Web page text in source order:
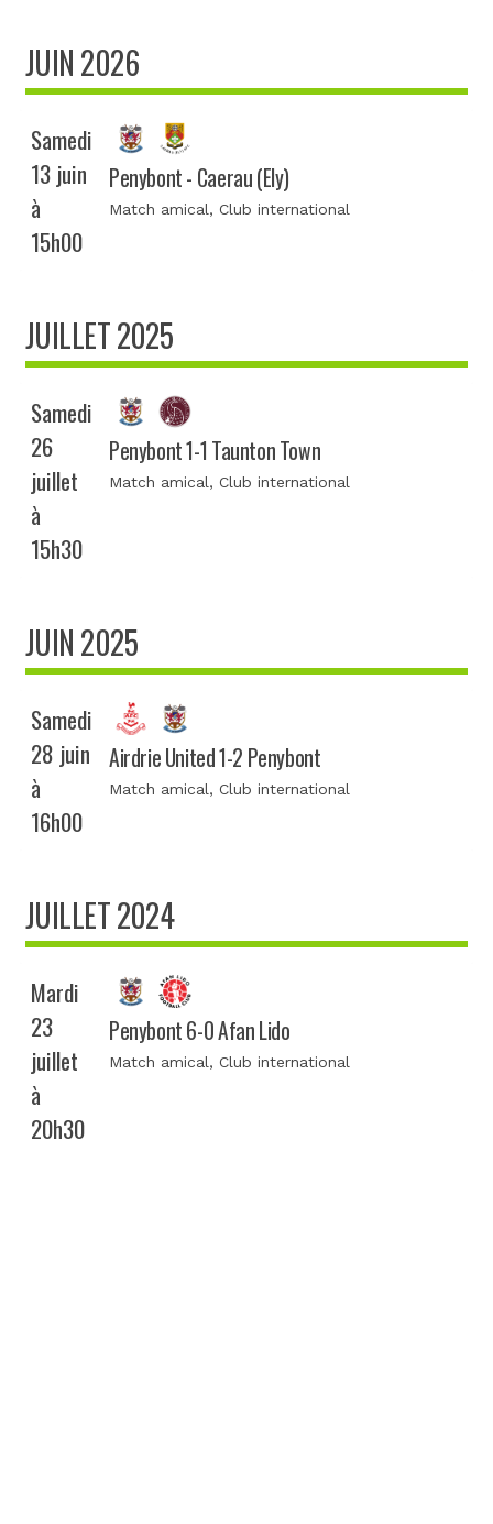
JUIN 2026
Samedi
13 juin
à
15h00
Penybont - Caerau (Ely)
Match amical, Club international
JUILLET 2025
Samedi
26
juillet
à
15h30
Penybont 1-1 Taunton Town
Match amical, Club international
JUIN 2025
Samedi
28 juin
à
16h00
Airdrie United 1-2 Penybont
Match amical, Club international
JUILLET 2024
Mardi
23
juillet
à
20h30
Penybont 6-0 Afan Lido
Match amical, Club international